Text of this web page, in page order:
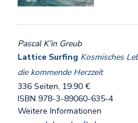
Pascal K’in Greub
Lattice Surfing Kosmisches
die kommende Herzzeit
336 Seiten, 19.90 €
ISBN 978-3-89060-635-4
Weitere Informationen